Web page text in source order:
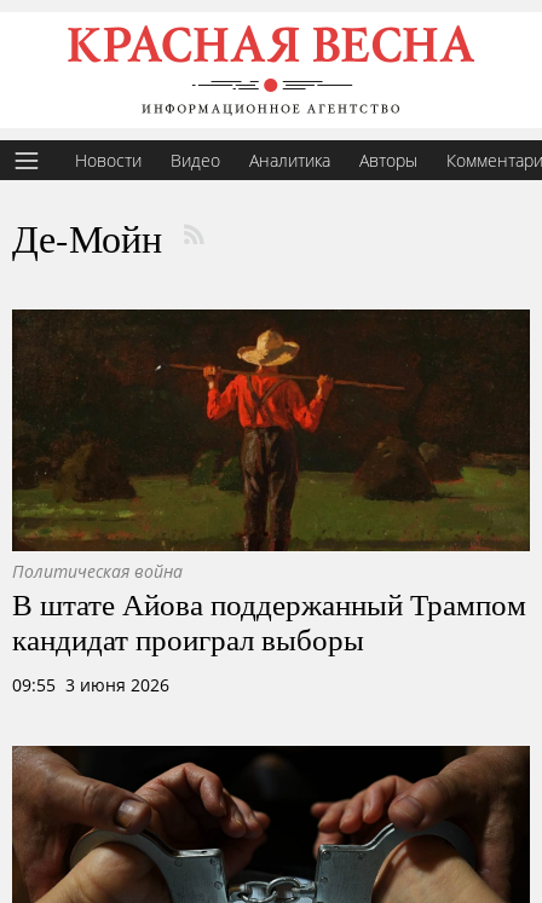
Новости Видео Аналитика Авторы
Де-Мойн
Политическая война
В штате Айова поддержанный Трампом
кандидат проиграл выборы
09:55 3 июня 2026